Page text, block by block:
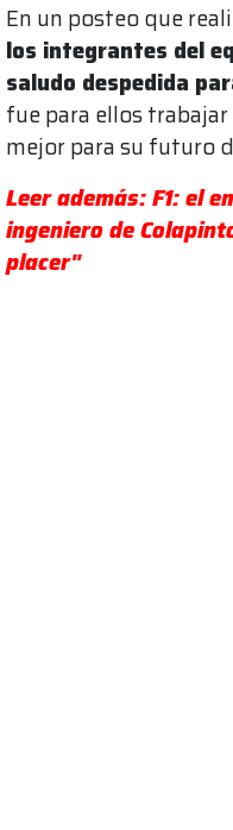
En un posteo que
los integrantes del
saludo despedida
fue para ellos
mejor para su futuro
Leer además: F1: el
ingeniero de
placer"